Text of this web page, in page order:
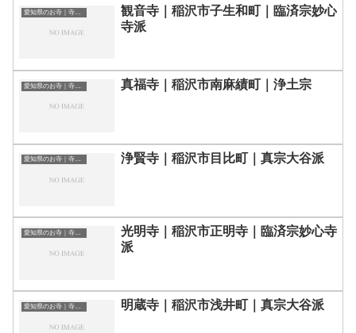
愛知県のお寺｜寺院一覧
観音寺｜稲沢市子生和町｜臨済宗妙心
寺派
愛知県のお寺｜寺院一覧 真福寺｜稲沢市南麻績町｜浄土宗
愛知県のお寺｜寺院一覧 浄賢寺｜稲沢市目比町｜真宗大谷派
愛知県のお寺｜寺院一覧
光明寺｜稲沢市正明寺｜臨済宗妙心寺
派
愛知県のお寺｜寺院一覧 明蔵寺｜稲沢市浅井町｜真宗大谷派